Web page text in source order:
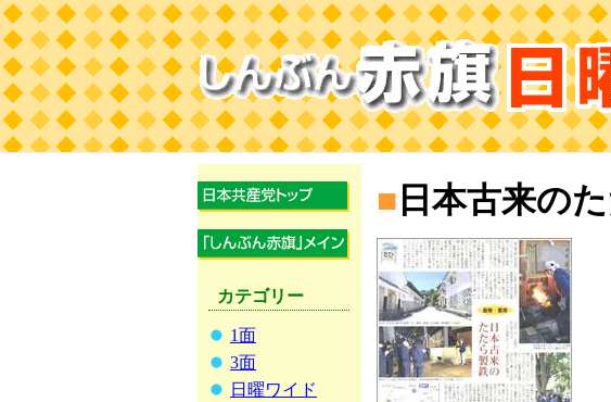
カテゴリー
1面
3面
日曜ワイド
■ 日本古来の